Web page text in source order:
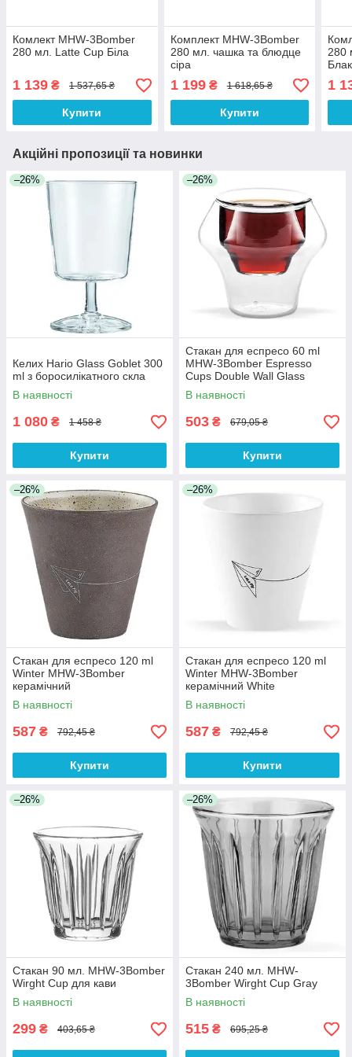
Комлект MHW-3Bomber
280 мл. Latte Cup Біла
1 139 ₴ 1 537,65 ₴
Купити
Комплект MHW-3Bomber
280 мл. чашка та блюдце
сіра
1 199₴ 1 618,65 ₴
Купити
280
1
Акційні пропозиції та новинки
–26%
Келих Hario Glass Goblet 300
ml з боросилікатного скла
В наявності
1 080 ₴ 1 458 ₴
Купити
–26%
Стакан для еспресо 60 ml
MHW-3Bomber Espresso
Cups Double Wall Glass
В наявності
503 ₴ 679,05 ₴
Купити
–26%
Стакан для еспресо 120 ml
Winter MHW-3Bomber
керамічний
В наявності
587 ₴ 792,45 ₴
Купити
–26%
Стакан для еспресо 120 ml
Winter MHW-3Bomber
керамічний White
В наявності
587 ₴ 792,45 ₴
Купити
–26%
Стакан 90 мл. MHW-3Bomber
Wirght Cup для кави
В наявності
299 ₴ 403,65 ₴
–26%
Стакан 240 мл. MHW-
3Bomber Wirght Cup Gray
В наявності
515 ₴ 695,25 ₴